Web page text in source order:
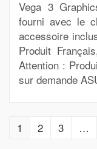
Vega 3
fourni avec le
accessoire
Produit
Attention :
sur demande
1 2 3 …